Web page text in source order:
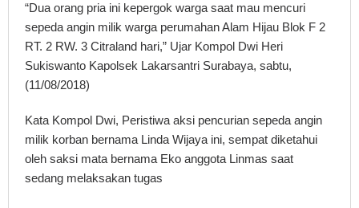
“Dua orang pria ini kepergok warga saat mau mencuri
sepeda angin milik warga perumahan Alam Hijau Blok F 2
RT. 2 RW. 3 Citraland hari,” Ujar Kompol Dwi Heri
Sukiswanto Kapolsek Lakarsantri Surabaya, sabtu,
(11/08/2018)
Kata Kompol Dwi, Peristiwa aksi pencurian sepeda angin
milik korban bernama Linda Wijaya ini, sempat diketahui
oleh saksi mata bernama Eko anggota Linmas saat
sedang melaksakan tugas